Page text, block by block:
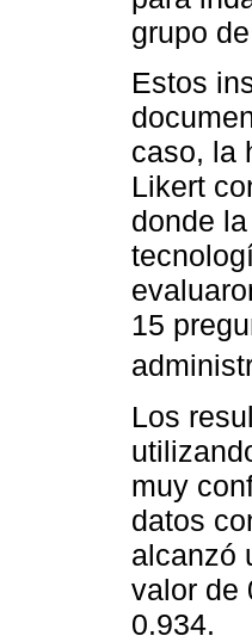
grupo
Estos
caso, la
Likert
donde
15
Los
muy
datos
alcanzó
valor de
0.934.